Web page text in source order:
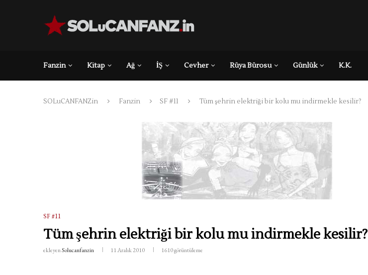
Fanzin Kitap Ağ İŞ Cevher Rüya Bürosu Günlük K.K.
SOLuCANFANZin Fanzin SF #11 Tüm şehrin elektriği bir kolu mu indirmekle kesilir?
SF #11
Tüm şehrin elektriği bir kolu mu indirmekle kesilir?
ekleyenSolucanfanzin 11 Aralık 2010 1610görüntüleme